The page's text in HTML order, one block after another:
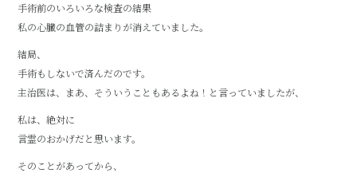
手術前のいろいろな検査の結果
私の心臓の血管の詰まりが消えていました。
結局、
手術もしないで済んだのです。
主治医は、まあ、そういうこともあるよね！と言っていましたが、
私は、絶対に
言霊のおかげだと思います。
そのことがあってから、